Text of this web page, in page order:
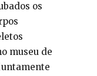
os
museu de